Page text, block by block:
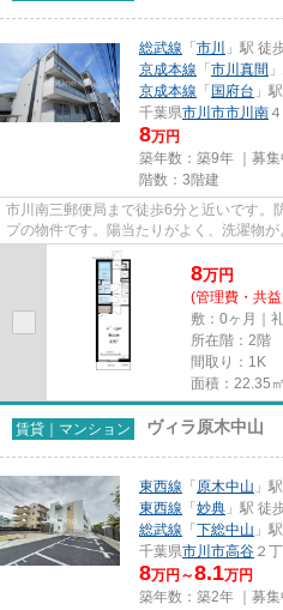
総武線 「 市川
」駅 徒
京成本線 「 市川真間
京成本線 「 国府台 」
千葉県市川市市川南
8万円
築年数：築9年 ｜募集
階数：3階建
市川南三郵便局まで徒歩6分と近いです。
プの物件です。陽当たりがよく、洗濯物
ン。市川市エリアと総武線市川...
8万円
(管理費・共
敷：0ヶ月｜
所在階：2階
間取り：1K
面積：22.35㎡
賃貸｜マンション ヴィラ原木中山
東西線 「 原木中山 」
東西線 「 妙典 」駅 徒
総武線 「 下総中山 」
千葉県市川市高谷 ２
8万円～8.1万円
築年数：築2年 ｜募集